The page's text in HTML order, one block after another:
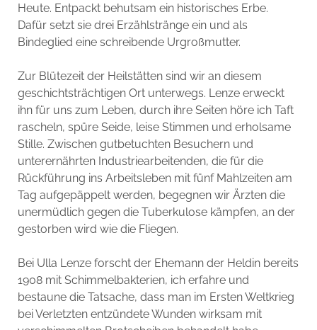
Heute. Entpackt behutsam ein historisches Erbe.
Dafür setzt sie drei Erzählstränge ein und als
Bindeglied eine schreibende Urgroßmutter.
Zur Blütezeit der Heilstätten sind wir an diesem
geschichtsträchtigen Ort unterwegs. Lenze erweckt
ihn für uns zum Leben, durch ihre Seiten höre ich Taft
rascheln, spüre Seide, leise Stimmen und erholsame
Stille. Zwischen gutbetuchten Besuchern und
unterernährten Industriearbeitenden, die für die
Rückführung ins Arbeitsleben mit fünf Mahlzeiten am
Tag aufgepäppelt werden, begegnen wir Ärzten die
unermüdlich gegen die Tuberkulose kämpfen, an der
gestorben wird wie die Fliegen.
Bei Ulla Lenze forscht der Ehemann der Heldin bereits
1908 mit Schimmelbakterien, ich erfahre und
bestaune die Tatsache, dass man im Ersten Weltkrieg
bei Verletzten entzündete Wunden wirksam mit